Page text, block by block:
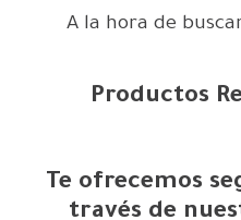
A la hora de
Productos
Te ofrecemos
través de